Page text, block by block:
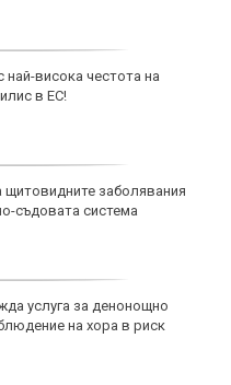
най-висока честота на
в ЕС!
щитовидните заболявания
съдовата система
услуга за денонощно
на хора в риск